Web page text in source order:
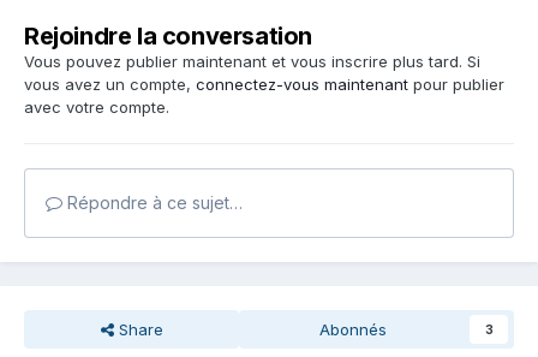
Rejoindre la conversation
Vous pouvez publier maintenant et vous inscrire plus tard. Si
vous avez un compte, connectez-vous maintenant pour publier
avec votre compte.
Répondre à ce sujet…
Share Abonnés 3